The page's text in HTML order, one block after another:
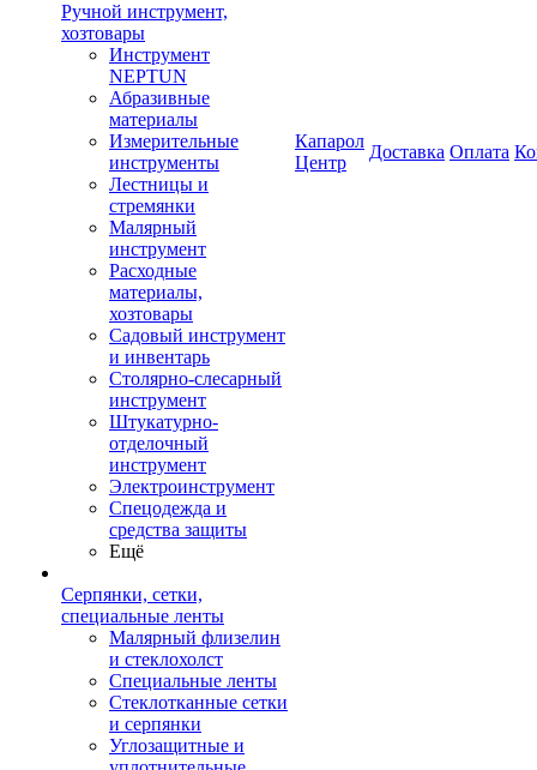
Ручной инструмент,
хозтовары
Инструмент
NEPTUN
Абразивные
материалы
Измерительные
инструменты
Лестницы и
стремянки
Малярный
инструмент
Расходные
материалы,
хозтовары
Садовый инструмент
и инвентарь
Столярно-слесарный
инструмент
Штукатурно-
отделочный
инструмент
Электроинструмент
Спецодежда и
средства защиты
Ещё
Серпянки, сетки,
специальные ленты
Малярный флизелин
и стеклохолст
Специальные ленты
Стеклотканные сетки
и серпянки
Углозащитные и
Капарол
Центр
Доставка Оплата